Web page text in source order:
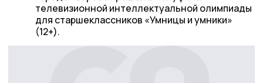
телевизионной интеллектуальной олимпиады
для старшеклассников «Умницы и умники»
(12+).